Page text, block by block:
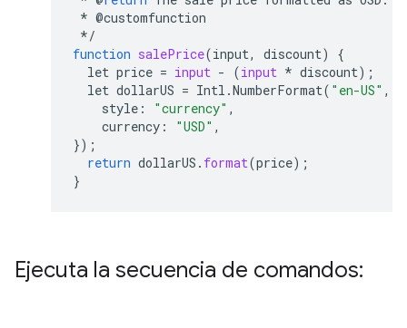
* @customfunction
*/
function salePrice(input, discount)
{
let price = input - (input * discount);
let dollarUS = Intl .NumberFormat( "en-US" ,
style : "currency" ,
currency : "USD" ,
});
return dollarUS . format(price);
}
Ejecuta la secuencia de comandos: